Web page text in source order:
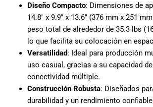
Diseño Compacto: Dimensiones de
14.8″ x 9.9″ x 13.6″ (376 mm x 251
peso total de alrededor de 35.3 lbs
lo que facilita su colocación en
Versatilidad: Ideal para producción
uso casual, gracias a su capacidad
conectividad múltiple.
Construcción Robusta: Diseñados
durabilidad y un rendimiento